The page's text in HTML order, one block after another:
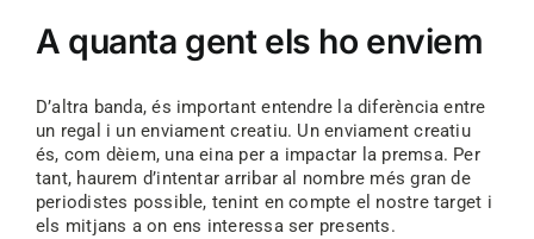
A quanta gent els ho enviem
D’altra banda, és important entendre la diferència entre
un regal i un enviament creatiu. Un enviament creatiu
és, com dèiem, una eina per a impactar la premsa. Per
tant, haurem d’intentar arribar al nombre més gran de
periodistes possible, tenint en compte el nostre target i
els mitjans a on ens interessa ser presents.